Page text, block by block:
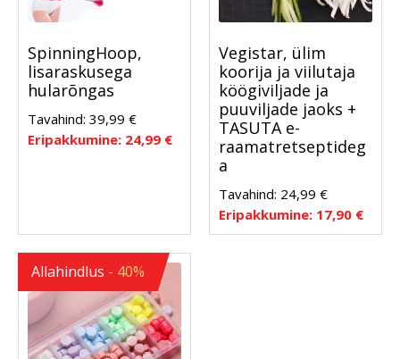
SpinningHoop,
lisaraskusega
hularõngas
Tavahind: 39,99 €
Eripakkumine: 24,99 €
Vegistar, ülim
koorija ja viilutaja
köögiviljade ja
puuviljade jaoks +
TASUTA e-
raamatretseptideg
a
Tavahind: 24,99 €
Eripakkumine: 17,90 €
Allahindlus - 40%